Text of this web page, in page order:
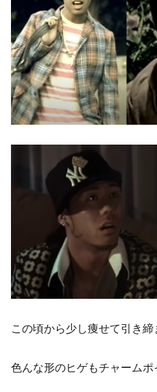
この頃から少し痩せて引き締
色んな形のヒゲもチャームポ